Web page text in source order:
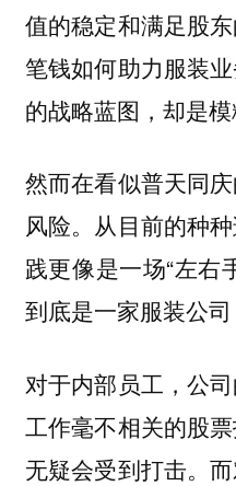
值的稳定和满足股
笔钱如何助力服装
的战略蓝图，却是模
然而在看似普天同
风险。从目前的种
践更像是一场“左右
到底是一家服装公
对于内部员工，公
工作毫不相关的股
无疑会受到打击。